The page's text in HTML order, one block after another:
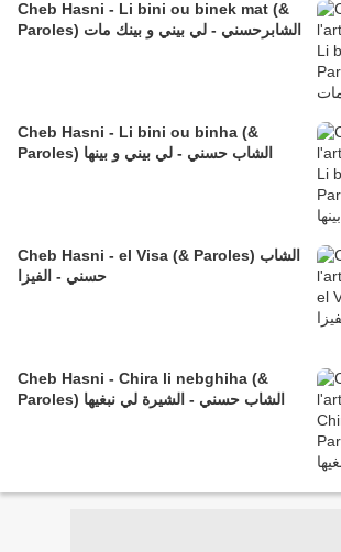
Cheb Hasni - Li bini ou binek mat (&
Paroles) الشابرحسني - لي بيني و بينك مات
Cheb Hasni - Li bini ou binha (&
Paroles) الشاب حسني - لي بيني و بينها
Cheb Hasni - el Visa (& Paroles) الشاب
حسني - الفيزا
Cheb Hasni - Chira li nebghiha (&
Paroles) الشاب حسني - الشيرة لي نبغيها